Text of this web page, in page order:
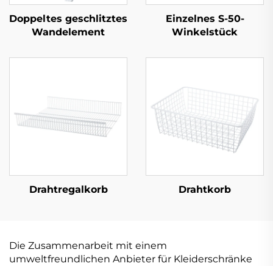
Doppeltes geschlitztes
Wandelement
Einzelnes S-50-
Winkelstück
Drahtregalkorb Drahtkorb
Die Zusammenarbeit mit einem
umweltfreundlichen Anbieter für Kleiderschränke